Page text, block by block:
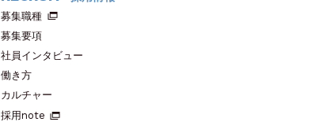
募集職種
募集要項
社員インタビュー
働き方
カルチャー
採用note